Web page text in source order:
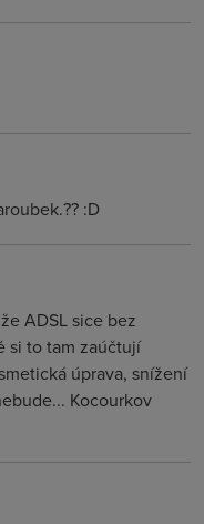
:D
ADSL sice bez
si to tam zaúčtují
úprava, snížení
Kocourkov